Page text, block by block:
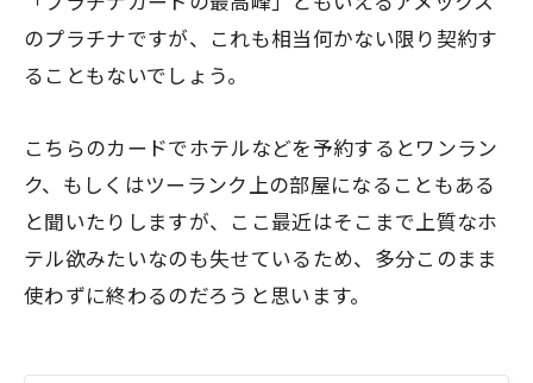
のプラチナですが、これも相当何かない限り契約す
ることもないでしょう。
こちらのカードでホテルなどを予約するとワンラン
ク、もしくはツーランク上の部屋になることもある
と聞いたりしますが、ここ最近はそこまで上質なホ
テル欲みたいなのも失せているため、多分このまま
使わずに終わるのだろうと思います。